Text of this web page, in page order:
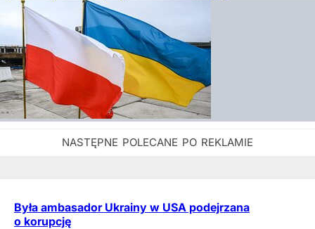
Była ambasador Ukrainy w USA podejrzana
o korupcję